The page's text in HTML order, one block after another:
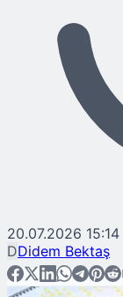
20.07.2026 15:14
DDidem Bektaş